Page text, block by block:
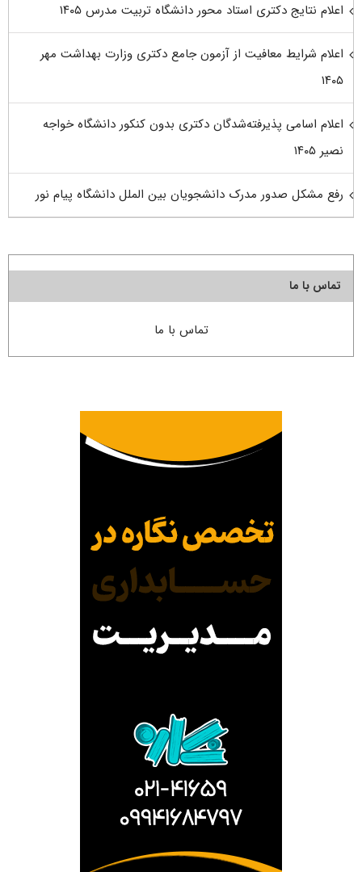
اعلام نتایج دکتری استاد محور دانشگاه تربیت مدرس ۱۴۰۵
اعلام شرایط معافیت از آزمون جامع دکتری وزارت بهداشت مهر
۱۴۰۵
اعلام اسامی پذیرفته‌شدگان دکتری بدون کنکور دانشگاه خواجه
نصیر ۱۴۰۵
رفع مشکل صدور مدرک دانشجویان بین الملل دانشگاه پیام نور
تماس با ما
تماس با ما